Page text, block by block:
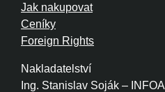
Nakladatelství
Ing. Stanislav Soják – INFOA
Jak nakupovat
Ceníky
Foreign Rights